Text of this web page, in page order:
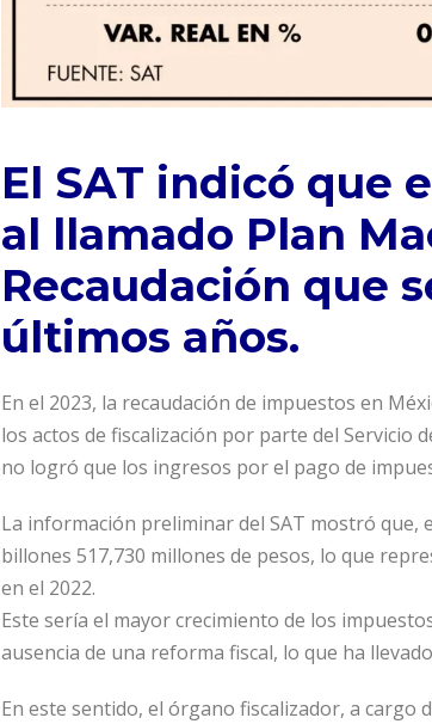
El SAT indicó que
al llamado Plan
Recaudación que
últimos años.
En el 2023, la recaudación de impuestos en
los actos de fiscalización por parte del Servicio
no logró que los ingresos por el pago de
La información preliminar del SAT mostró que,
billones 517,730 millones de pesos, lo que
en el 2022.
Este sería el mayor crecimiento de los
ausencia de una reforma fiscal, lo que ha
En este sentido, el órgano fiscalizador, a